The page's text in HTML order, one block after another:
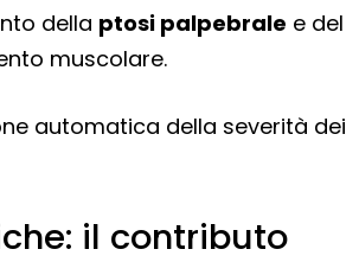
della ptosi palpebrale e del
muscolare.
automatica della severità dei
il contributo